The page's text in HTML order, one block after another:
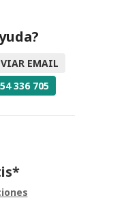
EMAIL
336 705